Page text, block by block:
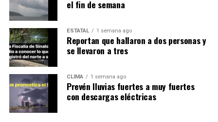
el fin de semana
ESTATAL 1 semana ago
Reportan que hallaron a dos personas y
se llevaron a tres
CLIMA 1 semana ago
Prevén lluvias fuertes a muy fuertes
con descargas eléctricas